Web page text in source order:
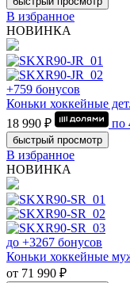
В избранное
НОВИНКА
+759 бонусов
Коньки хоккейные
18 990 ₽
по
быстрый просмотр
В избранное
НОВИНКА
до +3267 бонусов
Коньки хоккейные
от 71 990 ₽